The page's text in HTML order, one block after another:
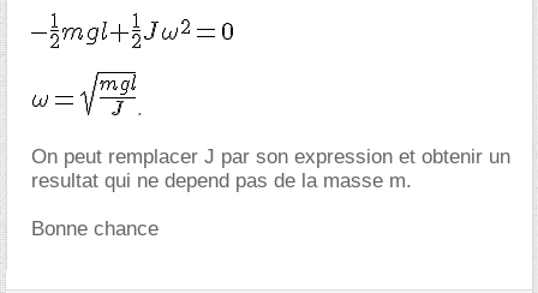
.
On peut remplacer J par son expression et obtenir un
resultat qui ne depend pas de la masse m.
Bonne chance